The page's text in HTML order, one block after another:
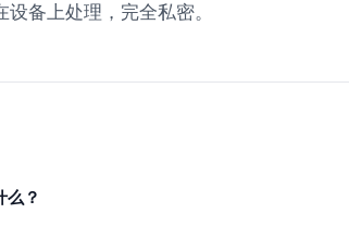
备上处理，完全私密。
么？